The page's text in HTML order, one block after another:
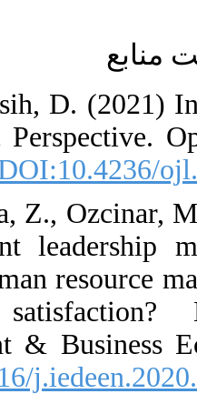
1. Abdulmasih,
on Catholic
12, 33-45. [
2. Adiguzela,
Does servant
strategic
and job
Management
[DOI:10.1016/